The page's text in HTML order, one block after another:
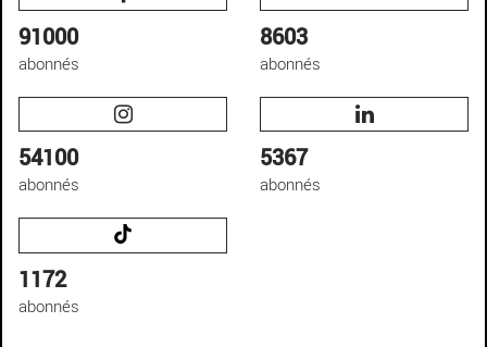
91000
abonnés
8603
abonnés
54100
abonnés
5367
abonnés
1172
abonnés